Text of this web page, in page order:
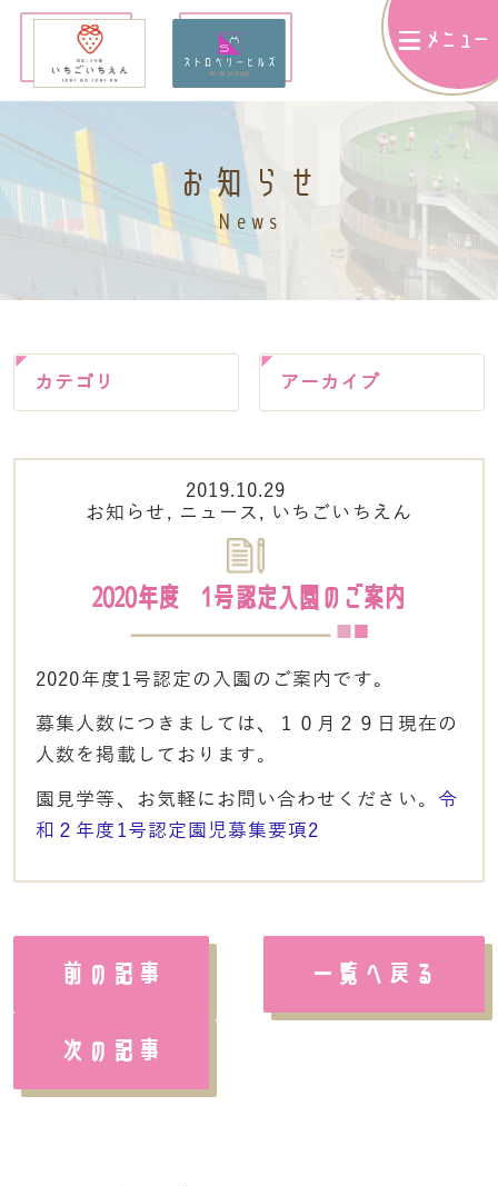
メニュー
お知らせ
News
カテゴリ アーカイブ
2019.10.29
お知らせ , ニュース , いちごいちえん
2020年度 1号認定入園のご案内
2020年度1号認定の入園のご案内です。
募集人数につきましては、１０月２９日現在の
人数を掲載しております。
園見学等、お気軽にお問い合わせください。 令
和２年度1号認定園児募集要項2
前の記事 一覧へ戻る
次の記事